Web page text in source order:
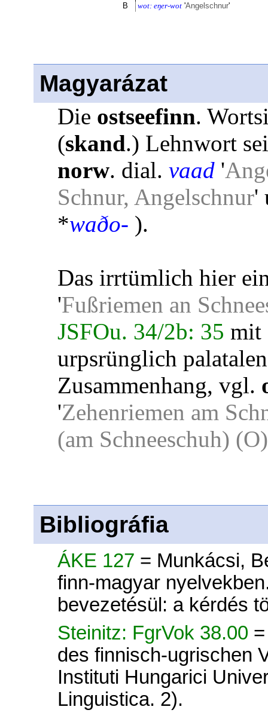
B
wot: eŋer-wot 'Angelschnur'
Magyarázat
Die ostseefinn.
(skand.) Lehnwort
norw. dial. vaad '
Schnur, Angelschnur'
*waðo- ).
Das irrtümlich hier
'Fußriemen an
JSFOu. 34/2b: 35 mit
urpsrünglich
Zusammenhang, vgl.
'Zehenriemen am
(am Schneeschuh) (O)
Bibliográfia
ÁKE 127 = Munkácsi,
finn-magyar
bevezetésül: a kérdés
Steinitz: FgrVok 38.00
des finnisch-ugrischen
Instituti Hungarici
Linguistica. 2).